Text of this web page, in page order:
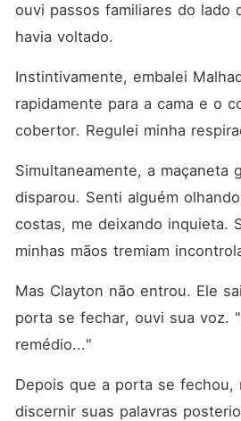
ouvi passos familiares do lado
havia voltado.
Instintivamente, embalei
rapidamente para a cama e o
Simultaneamente, a maçaneta
disparou. Senti alguém
costas, me deixando inquieta.
minhas mãos tremiam
Mas Clayton não entrou. Ele
porta se fechar, ouvi sua voz.
remédio..."
Depois que a porta se fechou,
discernir suas palavras